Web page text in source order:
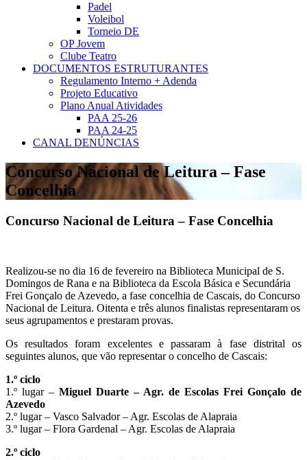
Padel
Voleibol
Torneio DE
OP Jovem
Clube Teatro
DOCUMENTOS ESTRUTURANTES
Regulamento Interno + Adenda
Projeto Educativo
Plano Anual Atividades
PAA 25-26
PAA 24-25
CANAL DENÚNCIAS
Concurso Nacional de Leitura – Fase
Concelhia
Concurso Nacional de Leitura – Fase Concelhia
Realizou-se no dia 16 de fevereiro na Biblioteca Municipal de S.
Domingos de Rana e na Biblioteca da Escola Básica e Secundária
Frei Gonçalo de Azevedo, a fase concelhia de Cascais, do Concurso
Nacional de Leitura. Oitenta e três alunos finalistas representaram os
seus agrupamentos e prestaram provas.
Os resultados foram excelentes e passaram à fase distrital os
seguintes alunos, que vão representar o concelho de Cascais:
1.º ciclo
1.º lugar – Miguel Duarte– Agr. de Escolas Frei Gonçalo de
Azevedo
2.º lugar – Vasco Salvador – Agr. Escolas de Alapraia
3.º lugar – Flora Gardenal – Agr. Escolas de Alapraia
2.º ciclo